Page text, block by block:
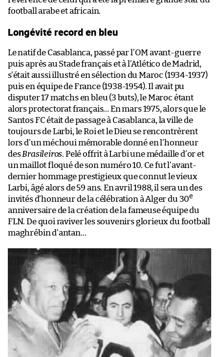
football arabe et africain.
Longévité record en bleu
Le natif de Casablanca, passé par l’OM avant-guerre
puis après au Stade français et à l’Atlético de Madrid,
s’était aussi illustré en sélection du Maroc (1934-1937)
puis en équipe de France (1938-1954). Il avait pu
disputer 17 matchs en bleu (3 buts), le Maroc étant
alors protectorat français… En mars 1975, alors que le
Santos FC était de passage à Casablanca, la ville de
toujours de Larbi, le Roi et le Dieu se rencontrèrent
lors d’un méchoui mémorable donné en l’honneur
desBrasileiros. Pelé offrit à Larbi une médaille d’or et
un maillot floqué de son numéro 10. Ce fut l’avant-
dernier hommage prestigieux que connut le vieux
Larbi, âgé alors de 59 ans. En avril 1988, il sera un des
invités d’honneur de la célébration à Alger du 30e
anniversaire de la création de la fameuse équipe du
FLN. De quoi raviver les souvenirs glorieux du football
maghrébin d’antan…